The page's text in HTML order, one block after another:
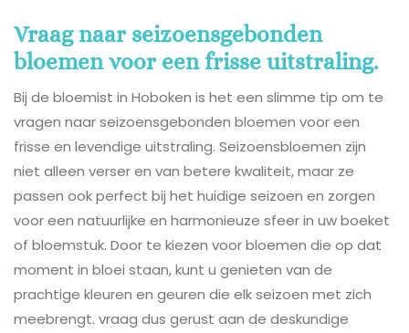
Vraag naar seizoensgebonden
bloemen voor een frisse uitstraling.
Bij de bloemist in Hoboken is het een slimme tip om te
vragen naar seizoensgebonden bloemen voor een
frisse en levendige uitstraling. Seizoensbloemen zijn
niet alleen verser en van betere kwaliteit, maar ze
passen ook perfect bij het huidige seizoen en zorgen
voor een natuurlijke en harmonieuze sfeer in uw boeket
of bloemstuk. Door te kiezen voor bloemen die op dat
moment in bloei staan, kunt u genieten van de
prachtige kleuren en geuren die elk seizoen met zich
meebrengt. vraag dus gerust aan de deskundige